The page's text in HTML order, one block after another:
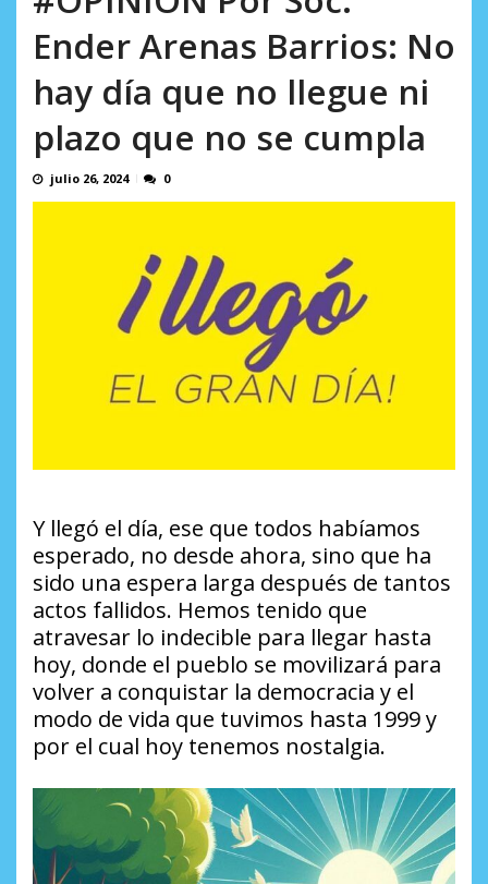
Ender Arenas Barrios: No
hay día que no llegue ni
plazo que no se cumpla
julio 26, 2024 0
Y llegó el día, ese que todos habíamos
esperado, no desde ahora, sino que ha
sido una espera larga después de tantos
actos fallidos. Hemos tenido que
atravesar lo indecible para llegar hasta
hoy, donde el pueblo se movilizará para
volver a conquistar la democracia y el
modo de vida que tuvimos hasta 1999 y
por el cual hoy tenemos nostalgia.